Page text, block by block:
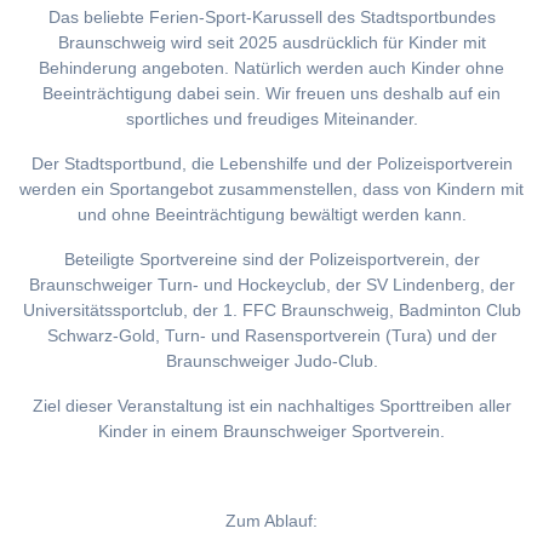
Das beliebte Ferien-Sport-Karussell des Stadtsportbundes
Braunschweig wird seit 2025 ausdrücklich für Kinder mit
Behinderung angeboten. Natürlich werden auch Kinder ohne
Beeinträchtigung dabei sein. Wir freuen uns deshalb auf ein
sportliches und freudiges Miteinander.
Der Stadtsportbund, die Lebenshilfe und der Polizeisportverein
werden ein Sportangebot zusammenstellen, dass von Kindern mit
und ohne Beeinträchtigung bewältigt werden kann.
Beteiligte Sportvereine sind der Polizeisportverein, der
Braunschweiger Turn- und Hockeyclub, der SV Lindenberg, der
Universitätssportclub, der 1. FFC Braunschweig, Badminton Club
Schwarz-Gold, Turn- und Rasensportverein (Tura) und der
Braunschweiger Judo-Club.
Ziel dieser Veranstaltung ist ein nachhaltiges Sporttreiben aller
Kinder in einem Braunschweiger Sportverein.
Zum Ablauf: